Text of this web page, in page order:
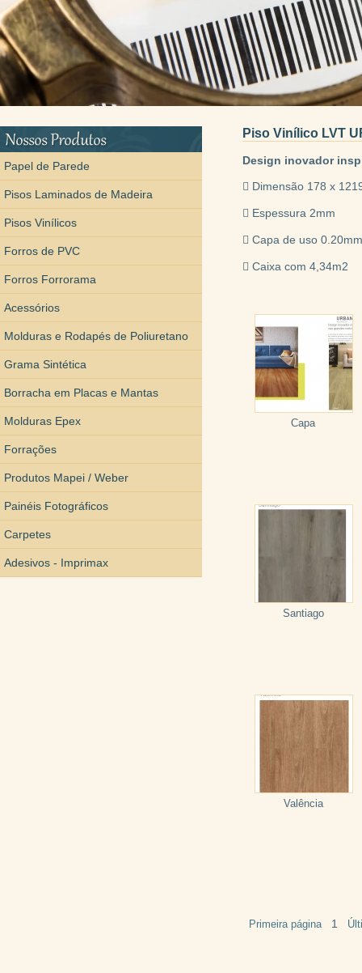
Papel de Parede
Pisos Laminados de Madeira
Pisos Vinílicos
Forros de PVC
Forros Forrorama
Acessórios
Molduras e Rodapés de Poliuretano
Grama Sintética
Borracha em Placas e Mantas
Molduras Epex
Forrações
Produtos Mapei / Weber
Painéis Fotográficos
Carpetes
Adesivos - Imprimax
Piso Vinílico LVT
Design inovador
 Dimensão 178 x
 Espessura 2mm
 Capa de uso 0.20mm
 Caixa com 4,34m2
Capa
Santiago
Valência
Primeira página 1